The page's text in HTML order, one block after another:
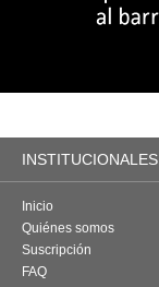
INSTITUCIONALES
Inicio
Quiénes somos
Suscripción
FAQ